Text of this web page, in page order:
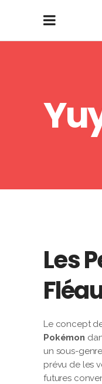
Les
Le concept
Pokémon
un sous-
prévu de les
futures